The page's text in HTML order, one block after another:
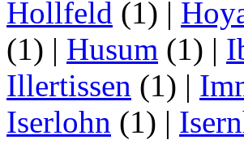
Hollfeld (1) |
(1) | Husum (1) |
Illertissen (1) |
Iserlohn (1) |